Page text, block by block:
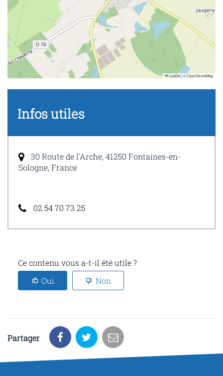
Leaflet|©OpenStreetMap
Infos utiles
30 Route de l'Arche, 41250 Fontaines-en-
Sologne, France
02 54 70 73 25
Ce contenu vous a-t-il été utile ?
Oui
Non
Partager